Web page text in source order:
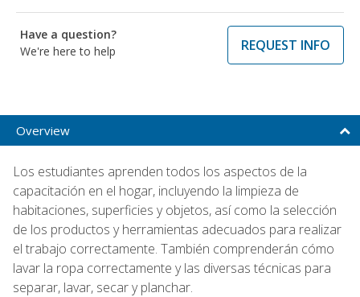
Have a question?
We're here to help
REQUEST INFO
Overview
Los estudiantes aprenden todos los aspectos de la
capacitación en el hogar, incluyendo la limpieza de
habitaciones, superficies y objetos, así como la selección
de los productos y herramientas adecuados para realizar
el trabajo correctamente. También comprenderán cómo
lavar la ropa correctamente y las diversas técnicas para
separar, lavar, secar y planchar.